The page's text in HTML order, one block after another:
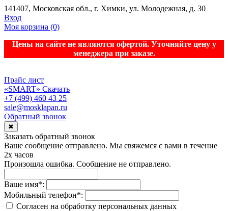
141407, Московская обл., г. Химки, ул. Молодежная, д. 30
Вход
Моя корзина (0)
Цены на сайте не являются офертой. Уточняйте цену у
менеджера при заказе.
Прайс лист
«SMART» Скачать
+7 (499) 460 43 25
sale@mosklapan.ru
Обратный звонок
✖
Заказать обратный звонок
Ваше сообщение отправлено. Мы свяжемся с вами в течение
2х часов
Произошла ошибка. Сообщение не отправлено.
Ваше имя*:
Мобильный телефон*:
Согласен на обработку персональныx данных